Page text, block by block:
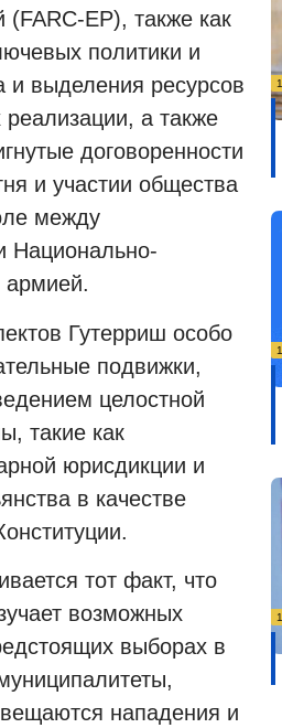
EP), также как
политики и
и выделения ресурсов
а также
договоренности
и участии общества
между
Национально-
армией.
Гутерриш особо
подвижки,
целостной
такие как
юрисдикции и
в качестве
тот факт, что
возможных
выборах в
нападения и